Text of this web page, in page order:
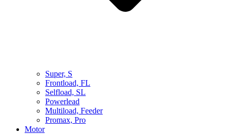
Super, S
Frontload, FL
Selfload, SL
Powerlead
Multiload, Feeder
Promax, Pro
Motor